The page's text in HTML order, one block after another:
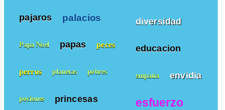
diversidad
educacion
empatía envidia
esfuerzo
pajaros palacios
Papa Noel papas peces
perros planetas pobres
pociones princesas